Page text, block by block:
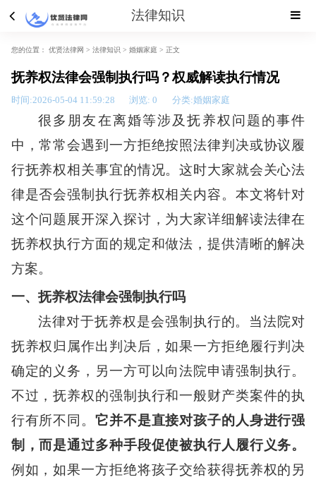
法律知识
您的位置： 优贤法律网 > 法律知识 > 婚姻家庭 > 正文
抚养权法律会强制执行吗？权威解读执行情况
时间:2026-05-04 11:59:28 浏览:0 分类:婚姻家庭
很多朋友在离婚等涉及抚养权问题的事件
中，常常会遇到一方拒绝按照法律判决或协议履
行抚养权相关事宜的情况。这时大家就会关心法
律是否会强制执行抚养权相关内容。本文将针对
这个问题展开深入探讨，为大家详细解读法律在
抚养权执行方面的规定和做法，提供清晰的解决
方案。
一、抚养权法律会强制执行吗
法律对于抚养权是会强制执行的。当法院对
抚养权归属作出判决后，如果一方拒绝履行判决
确定的义务，另一方可以向法院申请强制执行。
不过，抚养权的强制执行和一般财产类案件的执
行有所不同。 它并不是直接对孩子的人身进行强
制，而是通过多种手段促使被执行人履行义务。
例如，如果一方拒绝将孩子交给获得抚养权的另